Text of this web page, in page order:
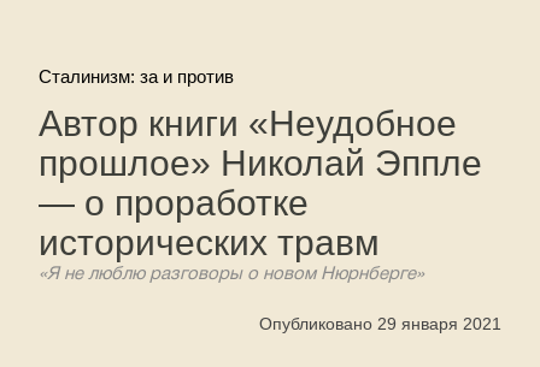
Сталинизм: за и против
Автор книги «Неудобное
прошлое» Николай Эппле
— о проработке
исторических травм
«Я не люблю разговоры о новом Нюрнберге»
Опубликовано 29 января 2021